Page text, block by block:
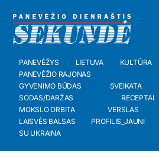
PANEVĖŽYS LIETUVA KULTŪRA
PANEVĖŽIO RAJONAS
GYVENIMO BŪDAS
SVEIKATA
SODAS/DARŽAS
RECEPTAI
MOKSLO ORBITA
VERSLAS
LAISVĖS BALSAS
PROFILIS_JAUNI
SU UKRAINA